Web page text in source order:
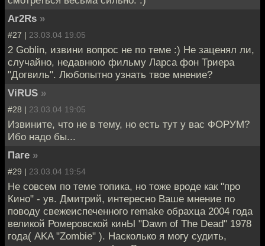
Ar2Rs »
#27 | 23.03.04 19:05
2 Goblin, извини вопрос не по теме :) Не заценял ли,
случайно, недавнюю фильму Ларса фон Триера
"Догвиль". Любопытно узнать твое мнение?
ViRUS »
#28 | 23.03.04 19:05
Извините, что не в тему, но есть тут у вас ФОРУМ?
Ибо надо бы...
Паге »
#29 | 23.03.04 19:54
Не совсем по теме топика, но тоже вроде как "про
Кино" - ув. Дмитрий, интересно Ваше мнение по
поводу свежеиспеченного remake обрахца 2004 года
великой Ромеровской кинЫ "Dawn of The Dead" 1978
года( AKA "Zombie" ). Насколько я могу судить,